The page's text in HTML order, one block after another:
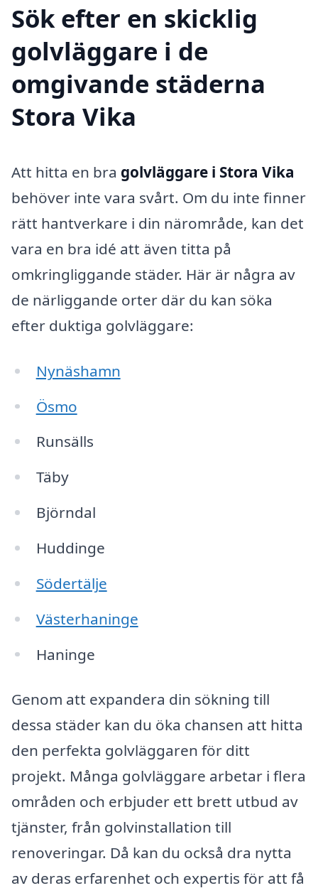
Sök efter en skicklig
golvläggare i de
omgivande städerna
Stora Vika
Att hitta en bra golvläggare i Stora Vika
behöver inte vara svårt. Om du inte finner
rätt hantverkare i din närområde, kan det
vara en bra idé att även titta på
omkringliggande städer. Här är några av
de närliggande orter där du kan söka
efter duktiga golvläggare:
Nynäshamn
Ösmo
Runsälls
Täby
Björndal
Huddinge
Södertälje
Västerhaninge
Haninge
Genom att expandera din sökning till
dessa städer kan du öka chansen att hitta
den perfekta golvläggaren för ditt
projekt. Många golvläggare arbetar i flera
områden och erbjuder ett brett utbud av
tjänster, från golvinstallation till
renoveringar. Då kan du också dra nytta
av deras erfarenhet och expertis för att få